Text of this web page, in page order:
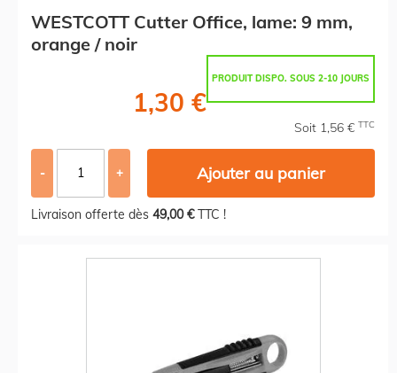
WESTCOTT Cutter Office, lame: 9 mm,
orange / noir
PRODUIT DISPO. SOUS 2-10 JOURS
1,30 €
Soit 1,56 € TTC
- + Ajouter au panier
Livraison offerte dès 49,00 €TTC !